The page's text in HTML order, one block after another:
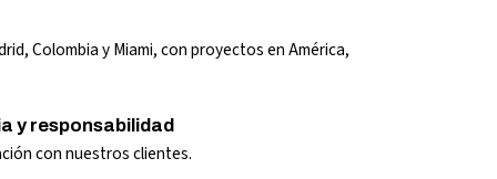
Colombia y Miami, con proyectos en América,
y responsabilidad
con nuestros clientes.